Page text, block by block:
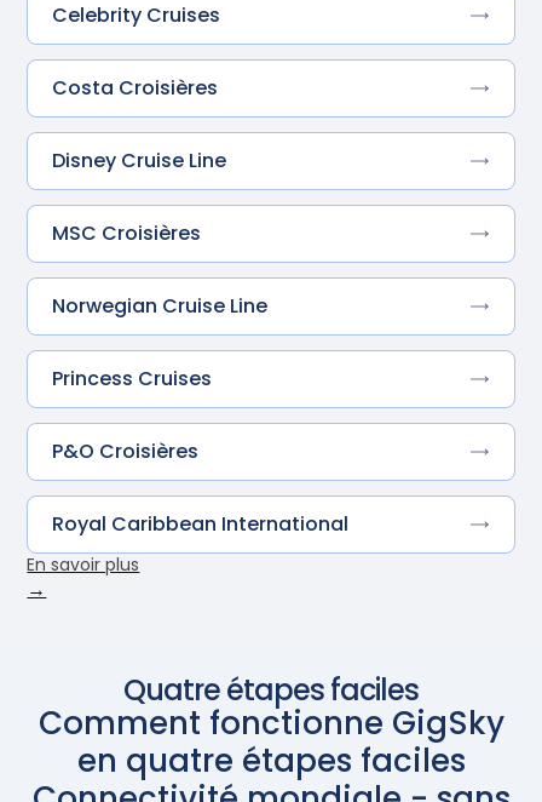
Celebrity Cruises
Costa Croisières
Disney Cruise Line
MSC Croisières
Norwegian Cruise Line
Princess Cruises
P&O Croisières
Royal Caribbean International
En savoir plus
→
Quatre étapes faciles
Comment fonctionne GigSky
en quatre étapes faciles